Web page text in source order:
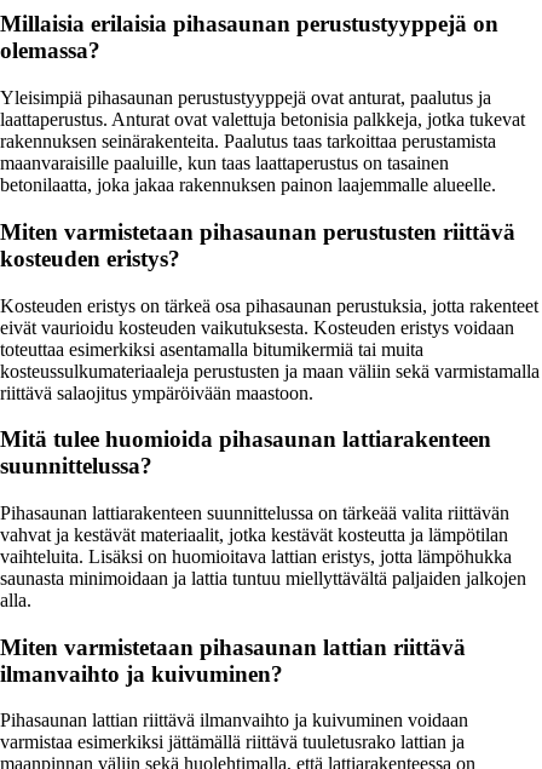
Millaisia erilaisia pihasaunan perustustyyppejä on
olemassa?
Yleisimpiä pihasaunan perustustyyppejä ovat anturat, paalutus ja
laattaperustus. Anturat ovat valettuja betonisia palkkeja, jotka tukevat
rakennuksen seinärakenteita. Paalutus taas tarkoittaa perustamista
maanvaraisille paaluille, kun taas laattaperustus on tasainen
betonilaatta, joka jakaa rakennuksen painon laajemmalle alueelle.
Miten varmistetaan pihasaunan perustusten riittävä
kosteuden eristys?
Kosteuden eristys on tärkeä osa pihasaunan perustuksia, jotta rakenteet
eivät vaurioidu kosteuden vaikutuksesta. Kosteuden eristys voidaan
toteuttaa esimerkiksi asentamalla bitumikermiä tai muita
kosteussulkumateriaaleja perustusten ja maan väliin sekä varmistamalla
riittävä salaojitus ympäröivään maastoon.
Mitä tulee huomioida pihasaunan lattiarakenteen
suunnittelussa?
Pihasaunan lattiarakenteen suunnittelussa on tärkeää valita riittävän
vahvat ja kestävät materiaalit, jotka kestävät kosteutta ja lämpötilan
vaihteluita. Lisäksi on huomioitava lattian eristys, jotta lämpöhukka
saunasta minimoidaan ja lattia tuntuu miellyttävältä paljaiden jalkojen
alla.
Miten varmistetaan pihasaunan lattian riittävä
ilmanvaihto ja kuivuminen?
Pihasaunan lattian riittävä ilmanvaihto ja kuivuminen voidaan
varmistaa esimerkiksi jättämällä riittävä tuuletusrako lattian ja
maanpinnan väliin sekä huolehtimalla, että lattiarakenteessa on